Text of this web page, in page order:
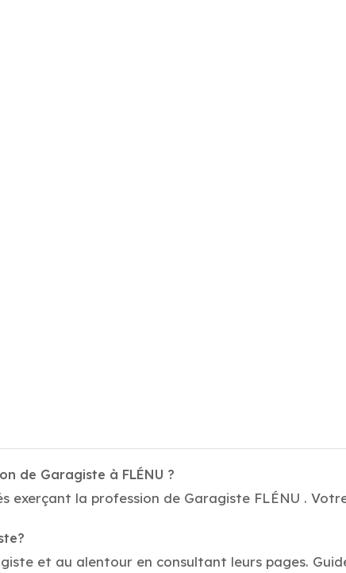
de Garagiste à FLÉNU ?
exerçant la profession de Garagiste FLÉNU .
et au alentour en consultant leurs pages.